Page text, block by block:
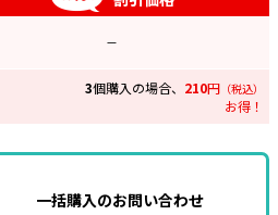
—
3個購入の場合、 210円 （税込）
お得！
一括購入のお問い合わせ